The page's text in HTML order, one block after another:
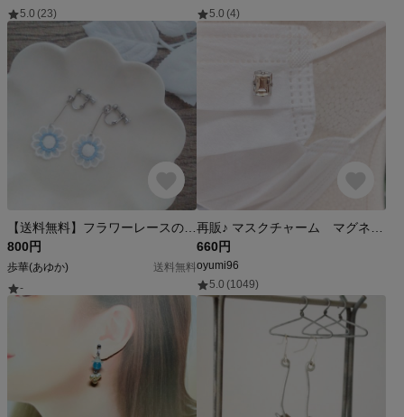
5.0 (23)
5.0 (4)
800円
歩華(あゆか)
送料無料
-
660円
oyumi96
5.0 (1049)